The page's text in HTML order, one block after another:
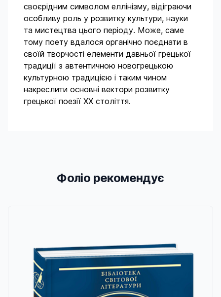
своєрідним символом еллінізму, відіграючи
особливу роль у розвитку культури, науки
та мистецтва цього періоду. Може, саме
тому поету вдалося органічно поєднати в
своїй творчості елементи давньої грецької
традиції з автентичною новогрецькою
культурною традицією і таким чином
накреслити основні вектори розвитку
грецької поезії ХХ століття.
Фоліо рекомендує